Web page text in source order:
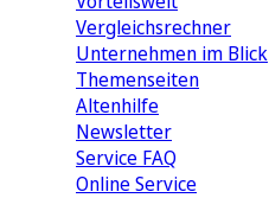
Vergleichsrechner
Unternehmen im Blick
Themenseiten
Altenhilfe
Newsletter
Service FAQ
Online Service